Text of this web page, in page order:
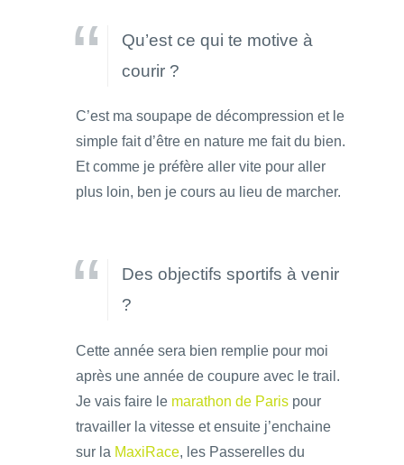
Qu’est ce qui te motive à
courir ?
C’est ma soupape de décompression et le
simple fait d’être en nature me fait du bien.
Et comme je préfère aller vite pour aller
plus loin, ben je cours au lieu de marcher.
Des objectifs sportifs à venir
?
Cette année sera bien remplie pour moi
après une année de coupure avec le trail.
Je vais faire le marathon de Paris pour
travailler la vitesse et ensuite j’enchaine
sur la MaxiRace, les Passerelles du